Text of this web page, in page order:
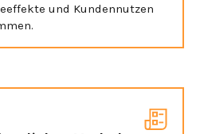
und Kundennutzen